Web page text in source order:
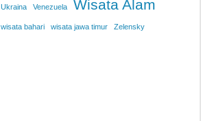
Ukraina Venezuela Wisata Alam
wisata bahari wisata jawa timur Zelensky